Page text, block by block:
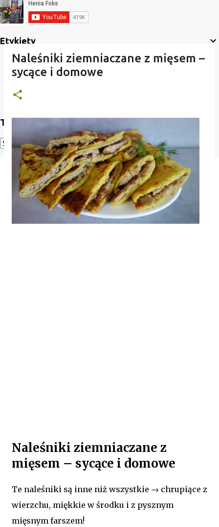
Etykiety
Translate
Powered by Translate
Naleśniki ziemniaczane z mięsem –
sycące i domowe
Naleśniki ziemniaczane z
mięsem – sycące i domowe
Te naleśniki są inne niż wszystkie → chrupiące z
wierzchu, miękkie w środku i z pysznym
mięsnym farszem!